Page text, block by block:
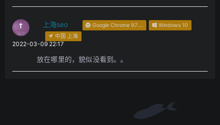
上海seo Google Chrome 97.0.4692.99
Windows 10
中国 上海
2022-03-09 22:17
放在哪里的，貌似没看到。。